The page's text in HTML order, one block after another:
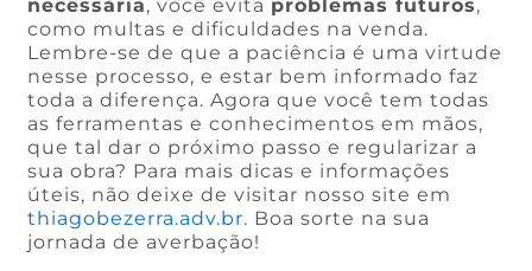
necessária, você evita problemas futuros,
como multas e dificuldades na venda.
Lembre-se de que a paciência é uma virtude
nesse processo, e estar bem informado faz
toda a diferença. Agora que você tem todas
as ferramentas e conhecimentos em mãos,
que tal dar o próximo passo e regularizar a
sua obra? Para mais dicas e informações
úteis, não deixe de visitar nosso site em
thiagobezerra.adv.br. Boa sorte na sua
jornada de averbação!